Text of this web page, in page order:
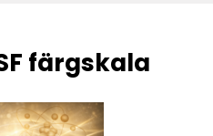
färgskala